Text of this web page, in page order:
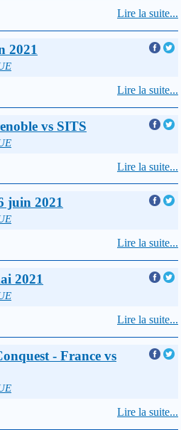
Lire la suite...
2021
Lire la suite...
vs SITS
Lire la suite...
juin 2021
Lire la suite...
2021
Lire la suite...
- France vs
Lire la suite...